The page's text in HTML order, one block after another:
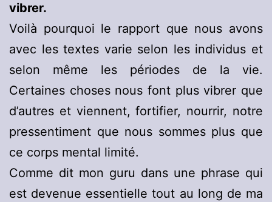
vibrer.
Voilà pourquoi le rapport que nous avons
avec les textes varie selon les individus et
selon même les périodes de la vie.
Certaines choses nous font plus vibrer que
d’autres et viennent, fortifier, nourrir, notre
pressentiment que nous sommes plus que
ce corps mental limité.
Comme dit mon guru dans une phrase qui
est devenue essentielle tout au long de ma